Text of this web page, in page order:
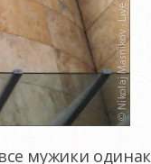
мужики